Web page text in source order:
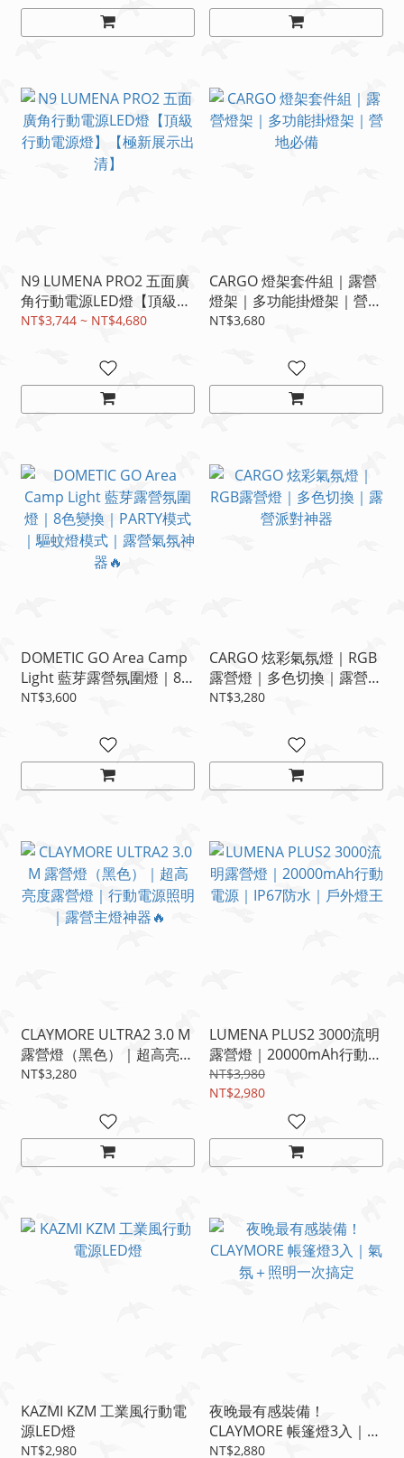
N9 LUMENA PRO2 五面廣
角行動電源LED燈【頂級行
動電源燈】【極新展示出
NT$3,744 ~ NT$4,680
CARGO 燈架套件組｜露營
燈架｜多功能掛燈架｜營地
必備
NT$3,680
DOMETIC GO Area Camp
Light 藍芽露營氛圍燈｜8
色變換｜PARTY模式｜驅蚊
NT$3,600
CARGO 炫彩氣氛燈｜RGB
露營燈｜多色切換｜露營派
對神器
NT$3,280
CLAYMORE ULTRA2 3.0 M
露營燈（黑色）｜超高亮度
露營燈｜行動電源照明｜露
NT$3,280
LUMENA PLUS2 3000流明
露營燈｜20000mAh行動電
源｜IP67防水｜戶外燈王
NT$3,980
NT$2,980
KAZMI KZM 工業風行動電
源LED燈
NT$2,980
夜晚最有感裝備！
CLAYMORE 帳篷燈3入｜氣
氛＋照明一次搞定
NT$2,880